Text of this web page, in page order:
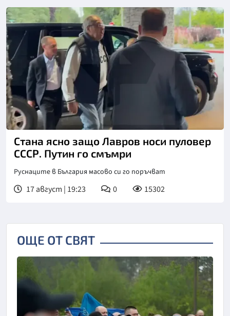
Стана ясно защо Лавров носи пуловер
СССР. Путин го смъмри
Руснаците в България масово си го поръчват
17 август | 19:23 0 15302
ОЩЕ ОТ СВЯТ